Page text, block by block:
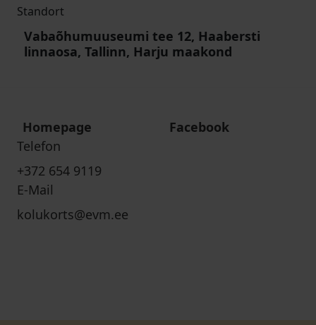
Standort
Vabaõhumuuseumi tee 12, Haabersti
linnaosa, Tallinn, Harju maakond
Homepage
Facebook
Telefon
+372 654 9119
E-Mail
kolukorts@evm.ee